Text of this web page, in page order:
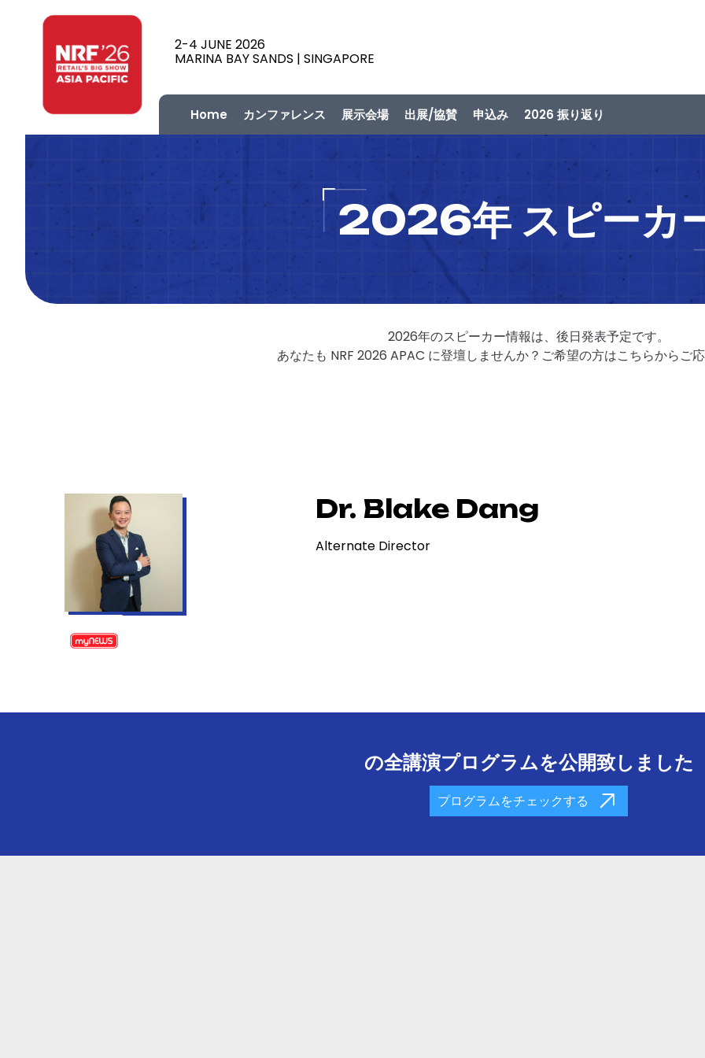
2-4 JUNE 2026
MARINA BAY SANDS | SINGAPORE
Home カンファレンス 展示会場 出展/協賛 申込み 2026 振り返り
2026年 スピーカ
2026年のスピーカー情報は、後日発表予定です。
あなたも NRF 2026 APAC に登壇しませんか？ご希望の方はこちらからご応
Dr. Blake Dang
Alternate Director
の全講演プログラムを公開致しました
プログラムをチェックする